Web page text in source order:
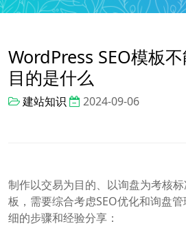
WordPress SEO模板
目的是什么
建站知识 2024-09-06
制作以交易为目的、以询盘为考核
板，需要综合考虑SEO优化和询盘
细的步骤和经验分享：